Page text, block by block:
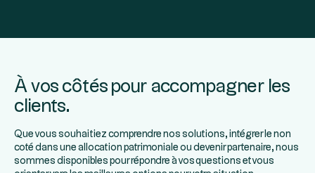
À vos côtés pour accompagner les
clients.
Que vous souhaitiez comprendre nos solutions, intégrer le non
coté dans une allocation patrimoniale ou devenir partenaire, nous
sommes disponibles pour répondre à vos questions et vous